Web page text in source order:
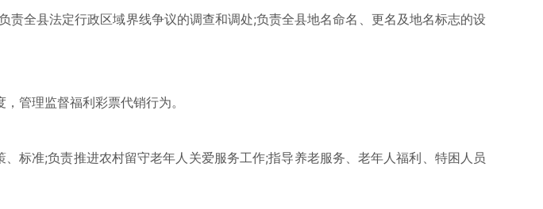
全县法定行政区域界线争议的调查和调处;负责全县地名命名、更名及地名标志的设
管理监督福利彩票代销行为。
准;负责推进农村留守老年人关爱服务工作;指导养老服务、老年人福利、特困人员